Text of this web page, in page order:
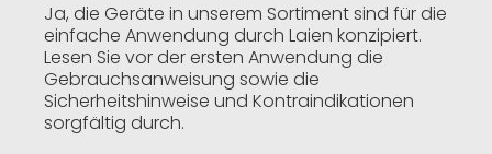
Ja, die Geräte in unserem Sortiment sind für die
einfache Anwendung durch Laien konzipiert.
Lesen Sie vor der ersten Anwendung die
Gebrauchsanweisung sowie die
Sicherheitshinweise und Kontraindikationen
sorgfältig durch.